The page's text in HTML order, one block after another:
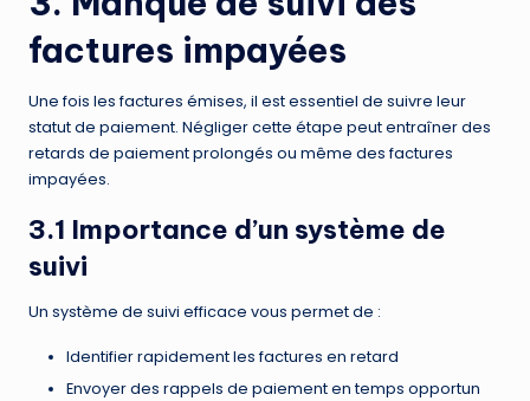
factures impayées
Une fois les factures émises, il est essentiel de suivre leur
statut de paiement. Négliger cette étape peut entraîner des
retards de paiement prolongés ou même des factures
impayées.
3.1 Importance d’un système de
suivi
Un système de suivi efficace vous permet de :
Identifier rapidement les factures en retard
Envoyer des rappels de paiement en temps opportun